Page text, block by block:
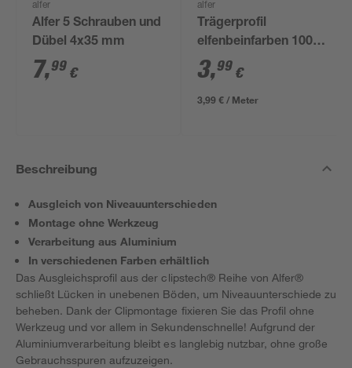
alfer
Alfer 5 Schrauben und
Dübel 4x35 mm
7,99 €
alfer
Trägerprofil
elfenbeinfarben 1000
mm
3,99 €
3,99 € / Meter
Beschreibung
Ausgleich von Niveauunterschieden
Montage ohne Werkzeug
Verarbeitung aus Aluminium
In verschiedenen Farben erhältlich
Das Ausgleichsprofil aus der clipstech® Reihe von Alfer®
schließt Lücken in unebenen Böden, um Niveauunterschiede zu
beheben. Dank der Clipmontage fixieren Sie das Profil ohne
Werkzeug und vor allem in Sekundenschnelle! Aufgrund der
Aluminiumverarbeitung bleibt es langlebig nutzbar, ohne große
Gebrauchsspuren aufzuzeigen.